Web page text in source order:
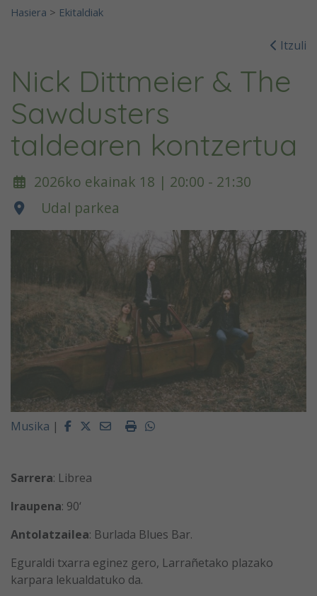
Hasiera > Ekitaldiak
Itzuli
Nick Dittmeier & The
Sawdusters
taldearen kontzertua
2026ko ekainak 18 | 20:00 - 21:30
Udal parkea
Musika | FacebookTwitterEmailImprimirWhatsapp
Sarrera: Librea
Iraupena: 90‘
Antolatzailea: Burlada Blues Bar.
Eguraldi txarra eginez gero, Larrañetako plazako
karpara lekualdatuko da.